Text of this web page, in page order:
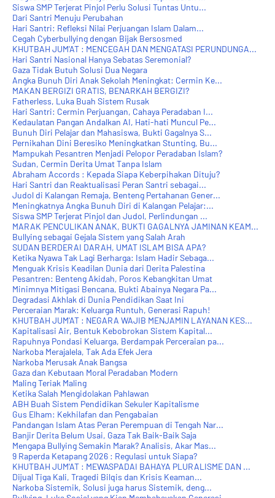
Siswa SMP Terjerat Pinjol Perlu Solusi Tuntas Untu...
Dari Santri Menuju Perubahan
Hari Santri: Refleksi Nilai Perjuangan Islam Dalam...
Cegah Cyberbullying dengan Bijak Bersosmed
KHUTBAH JUM'AT : MENCEGAH DAN MENGATASI PERUNDUNGA...
Hari Santri Nasional Hanya Sebatas Seremonial?
Gaza Tidak Butuh Solusi Dua Negara
Angka Bunuh Diri Anak Sekolah Meningkat: Cermin Ke...
MAKAN BERGIZI GRATIS, BENARKAH BERGIZI?
Fatherless, Luka Buah Sistem Rusak
Hari Santri: Cermin Perjuangan, Cahaya Peradaban I...
Kedaulatan Pangan Andalkan AI, Hati-hati Muncul Pe...
Bunuh Diri Pelajar dan Mahasiswa, Bukti Gagalnya S...
Pernikahan Dini Beresiko Meningkatkan Stunting, Bu...
Mampukah Pesantren Menjadi Pelopor Peradaban Islam?
Sudan, Cermin Derita Umat Tanpa Islam
Abraham Accords : Kepada Siapa Keberpihakan Dituju?
Hari Santri dan Reaktualisasi Peran Santri sebagai...
Judol di Kalangan Remaja, Benteng Pertahanan Gener...
Meningkatnya Angka Bunuh Diri di Kalangan Pelajar:...
Siswa SMP Terjerat Pinjol dan Judol, Perlindungan ...
MARAK PENCULIKAN ANAK, BUKTI GAGALNYA JAMINAN KEAM...
Bullying sebagai Gejala Sistem yang Salah Arah
SUDAN BERDERAI DARAH, UMAT ISLAM BISA APA?
Ketika Nyawa Tak Lagi Berharga: Islam Hadir Sebaga...
Menguak Krisis Keadilan Dunia dari Derita Palestina
​Pesantren: Benteng Akidah, Poros Kebangkitan Umat
Minimnya Mitigasi Bencana, Bukti Abainya Negara Pa...
Degradasi Akhlak di Dunia Pendidikan Saat Ini
Perceraian Marak: Keluarga Runtuh, Generasi Rapuh!
KHUTBAH JUM'AT : NEGARA WAJIB MENJAMIN LAYANAN KES...
Kapitalisasi Air, Bentuk Kebobrokan Sistem Kapital...
Rapuhnya Pondasi Keluarga, Berdampak Perceraian pa...
Narkoba Merajalela, Tak Ada Efek Jera
Narkoba Merusak Anak Bangsa
Gaza dan Kebutaan Moral Peradaban Modern
Maling Teriak Maling
Ketika Salah Mengidolakan Pahlawan
ABH Buah Sistem Pendidikan Sekuler Kapitalisme
Gus Elham: Kekhilafan dan Pengabaian
Pandangan Islam Atas Peran Perempuan di Tengah Nar...
Banjir Derita Belum Usai, Gaza Tak Baik-Baik Saja
Mengapa Bullying Semakin Marak? Analisis, Akar Mas...
9 Raperda Ketapang 2026 : Regulasi untuk Siapa?
KHUTBAH JUM'AT : MEWASPADAI BAHAYA PLURALISME DAN ...
Dijual Tiga Kali, Tragedi Bilqis dan Krisis Keaman...
Narkoba Sistemik, Solusi juga harus Sistemik, deng...